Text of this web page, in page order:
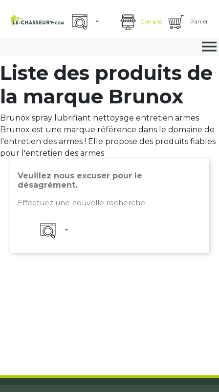
Compte Panier

Liste des produits de
la marque Brunox
Brunox spray lubrifiant nettoyage entretien armes
Brunox est une marque référence dans le domaine de
l'entretien des armes ! Elle propose des produits fiables
pour l'entretien des armes
Veuillez nous excuser pour le
désagrément.
Effectuez une nouvelle recherche